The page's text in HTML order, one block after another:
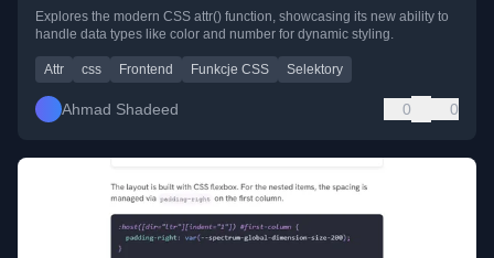
Explores the modern CSS attr() function, showcasing its new ability to
handle data types like color and number for dynamic styling.
Attr css Frontend Funkcje CSS Selektory
Ahmad Shadeed 0 0